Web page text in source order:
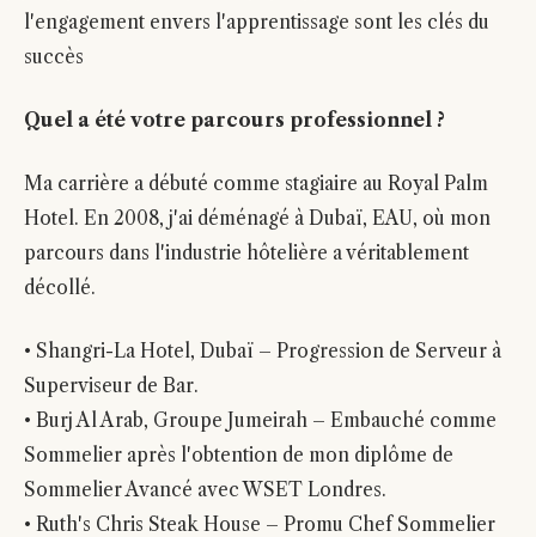
l'engagement envers l'apprentissage sont les clés du
succès
Quel a été votre parcours professionnel ?
Ma carrière a débuté comme stagiaire au Royal Palm
Hotel. En 2008, j'ai déménagé à Dubaï, EAU, où mon
parcours dans l'industrie hôtelière a véritablement
décollé.
• Shangri-La Hotel, Dubaï – Progression de Serveur à
Superviseur de Bar.
• Burj Al Arab, Groupe Jumeirah – Embauché comme
Sommelier après l'obtention de mon diplôme de
Sommelier Avancé avec WSET Londres.
• Ruth's Chris Steak House – Promu Chef Sommelier